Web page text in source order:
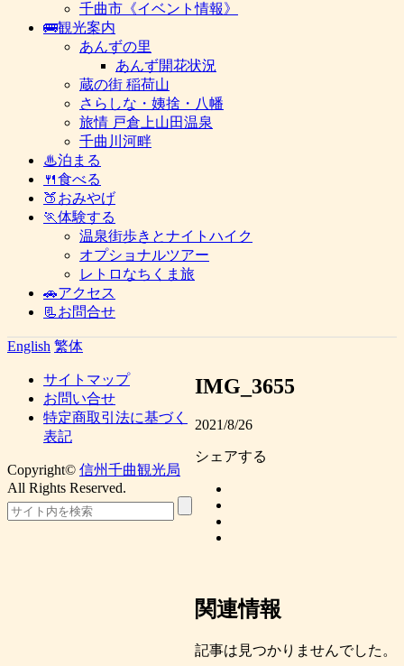
千曲市《イベント情報》
🚌観光案内
あんずの里
あんず開花状況
蔵の街 稲荷山
さらしな・姨捨・八幡
旅情 戸倉上山田温泉
千曲川河畔
♨泊まる
🍴食べる
🍑おみやげ
🏃体験する
温泉街歩きとナイトハイク
オプショナルツアー
レトロなちくま旅
🚗アクセス
📃お問合せ
English 繁体
IMG_3655
2021/8/26
シェアする
関連情報
記事は見つかりませんでした。
サイトマップ
お問い合せ
特定商取引法に基づく
表記
Copyright© 信州千曲観光局
All Rights Reserved.